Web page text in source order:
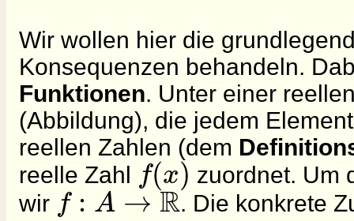
Wir wollen hier die
Konsequenzen behandeln.
Funktionen. Unter einer
(Abbildung), die jedem
reellen Zahlen (dem
reelle Zahl f(x) zuordnet. Um
wir f : A →R. Die konkrete